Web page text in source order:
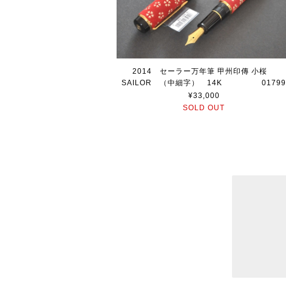
2014 セーラー万年筆 甲州印傳 小桜
SAILOR （中細字） 14K 01799
¥33,000
SOLD OUT